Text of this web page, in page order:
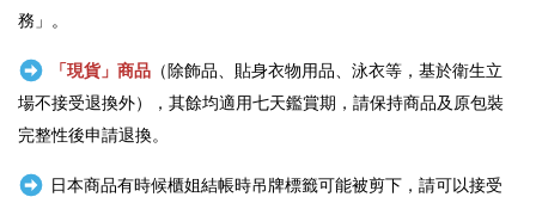
務」。
「現貨」商品（除飾品、貼身衣物用品、泳衣等，基於衛生立
場不接受退換外），其餘均適用七天鑑賞期，請保持商品及原包裝
完整性後申請退換。
日本商品有時候櫃姐結帳時吊牌標籤可能被剪下，請可以接受